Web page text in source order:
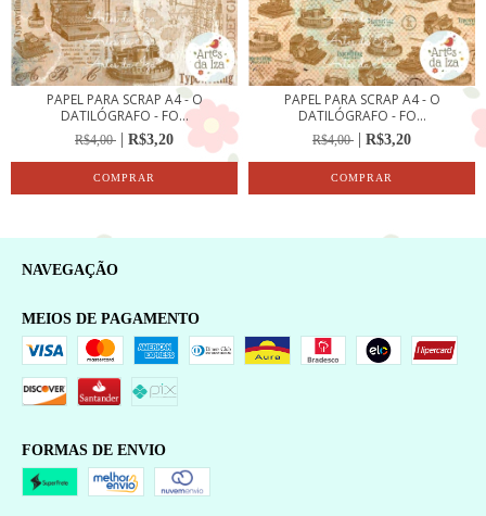
PAPEL PARA SCRAP A4 - O
DATILÓGRAFO - FO...
R$4,00 R$3,20
PAPEL PARA SCRAP A4 - O
DATILÓGRAFO - FO...
R$4,00 R$3,20
NAVEGAÇÃO
MEIOS DE PAGAMENTO
FORMAS DE ENVIO